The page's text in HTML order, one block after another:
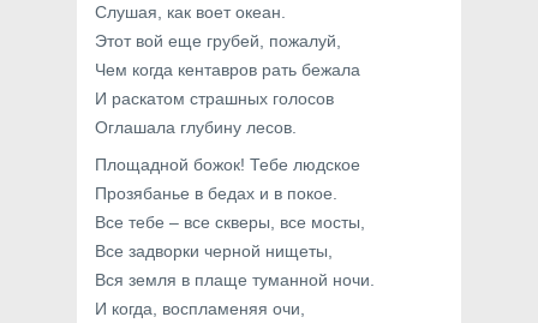
Слушая, как воет океан.
Этот вой еще грубей, пожалуй,
Чем когда кентавров рать бежала
И раскатом страшных голосов
Оглашала глубину лесов.
Площадной божок! Тебе людское
Прозябанье в бедах и в покое.
Все тебе – все скверы, все мосты,
Все задворки черной нищеты,
Вся земля в плаще туманной ночи.
И когда, воспламеняя очи,